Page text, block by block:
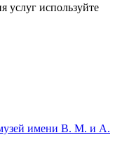
услуг используйте
имени В. М. и А.